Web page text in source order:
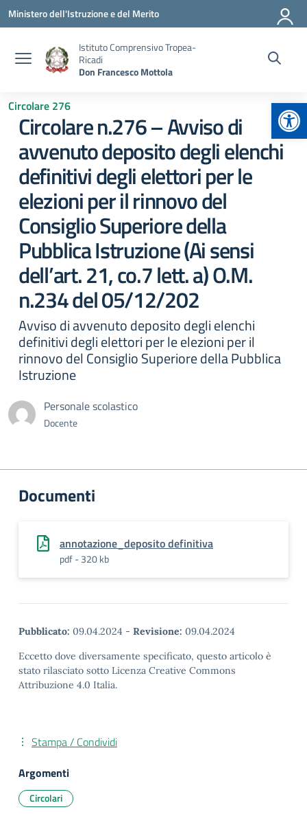
Vai ai contenuti
Vai al menu di navigazione
Vai al footer
Ministero dell'Istruzione e del Merito
Istituto Comprensivo Tropea-
Ricadi
Don Francesco Mottola
Circolare 276
Circolare n.276 – Avviso di
avvenuto deposito degli elenchi
definitivi degli elettori per le
elezioni per il rinnovo del
Consiglio Superiore della
Pubblica Istruzione (Ai sensi
dell’art. 21, co.7 lett. a) O.M.
n.234 del 05/12/202
Avviso di avvenuto deposito degli elenchi
definitivi degli elettori per le elezioni per il
rinnovo del Consiglio Superiore della Pubblica
Istruzione
Personale scolastico
Docente
Documenti
annotazione_deposito definitiva
pdf - 320 kb
Pubblicato: 09.04.2024 - Revisione: 09.04.2024
Eccetto dove diversamente specificato, questo articolo è
stato rilasciato sotto Licenza Creative Commons
Attribuzione 4.0 Italia.
Stampa / Condividi
Argomenti
Circolari